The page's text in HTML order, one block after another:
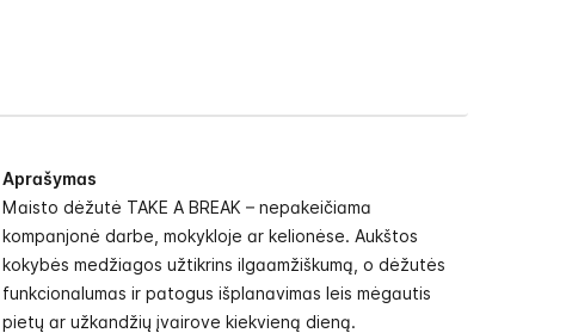
Aprašymas
Maisto dėžutė TAKE A BREAK – nepakeičiama
kompanjonė darbe, mokykloje ar kelionėse. Aukštos
kokybės medžiagos užtikrins ilgaamžiškumą, o dėžutės
funkcionalumas ir patogus išplanavimas leis mėgautis
pietų ar užkandžių įvairove kiekvieną dieną.